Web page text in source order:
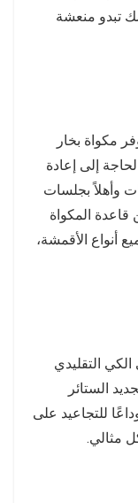
تبدو منعشة
كبير بسعة 350 مل، توفر مكواة بخار
الحاجة إلى إعادة
وأهلاً بجلسات
قاعدة المكواة
أنواع الأقمشة،
3000 وات على الكي التقليدي
الستائر
للتجاعيد على
مثالي.